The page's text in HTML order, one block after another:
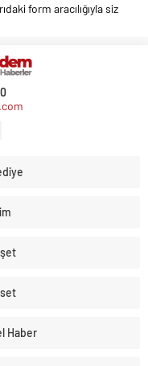
form aracılığıyla siz
Haber